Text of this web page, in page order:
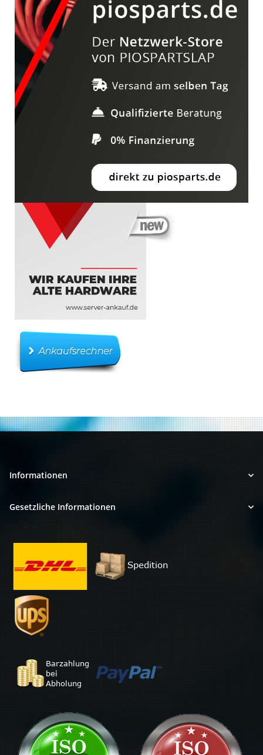
Informationen
Gesetzliche Informationen